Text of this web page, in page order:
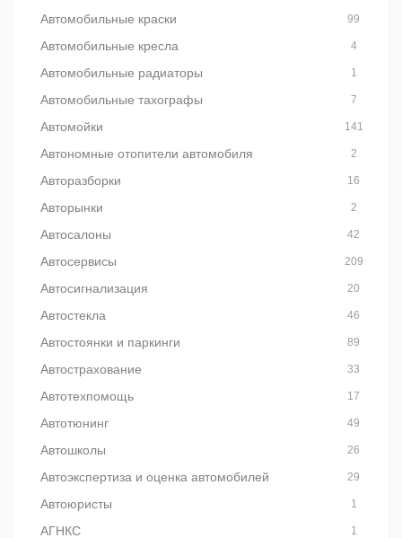
Автомобильные краски 99
Автомобильные кресла 4
Автомобильные радиаторы 1
Автомобильные тахографы 7
Автомойки 141
Автономные отопители автомобиля 2
Авторазборки 16
Авторынки 2
Автосалоны 42
Автосервисы 209
Автосигнализация 20
Автостекла 46
Автостоянки и паркинги 89
Автострахование 33
Автотехпомощь 17
Автотюнинг 49
Автошколы 26
Автоэкспертиза и оценка автомобилей 29
Автоюристы 1
АГНКС 1